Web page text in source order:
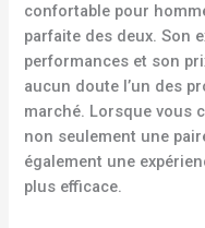
confortable pour
parfaite des deux. Son
performances et son
aucun doute l’un des
marché. Lorsque vous
non seulement une
également une
plus efficace.